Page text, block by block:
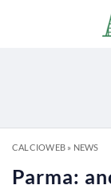
CALCIOWEB» NEWS
Parma: